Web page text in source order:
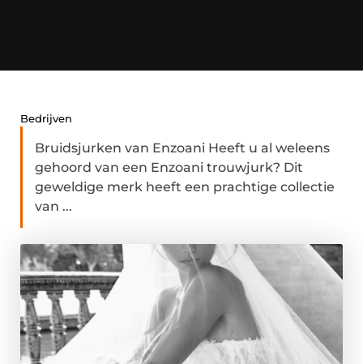
Bedrijven
Bruidsjurken van Enzoani Heeft u al weleens
gehoord van een Enzoani trouwjurk? Dit
geweldige merk heeft een prachtige collectie
van ...